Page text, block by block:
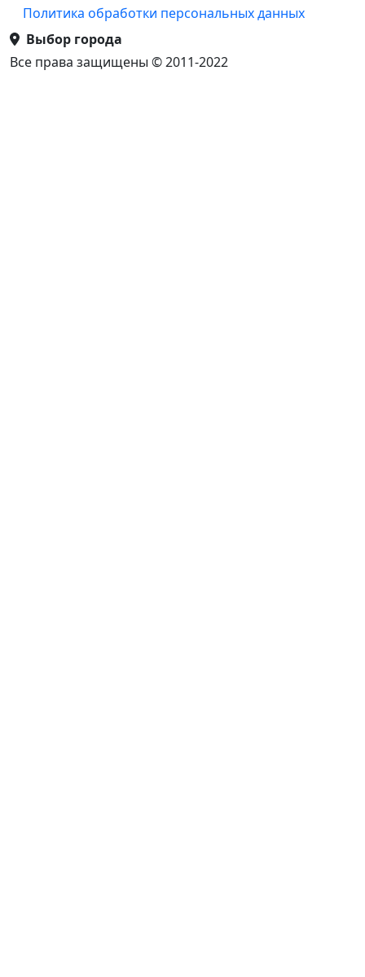
Политика обработки персональных данных
Выбор города
Все права защищены © 2011-2022